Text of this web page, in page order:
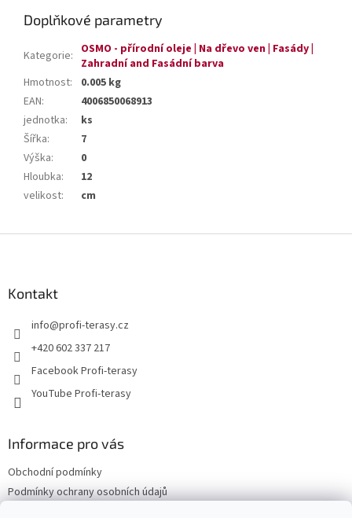
Doplňkové parametry
Kategorie: OSMO - přírodní oleje | Na dřevo ven | Fasády |
Zahradní and Fasádní barva
Hmotnost:
0.005 kg
EAN:
4006850068913
jednotka:
ks
Šířka:
7
Výška:
0
Hloubka:
12
velikost: cm
Kontakt
info@profi-terasy.cz
+420 602 337 217
Facebook Profi-terasy
YouTube Profi-terasy
Informace pro vás
Obchodní podmínky
Podmínky ochrany osobních údajů